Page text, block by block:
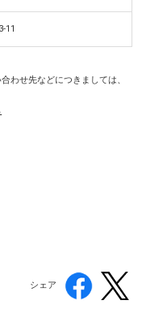
11
わせ先などにつきましては、
シェア